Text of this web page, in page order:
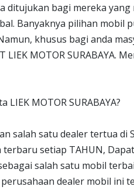
ditujukan bagi mereka
Banyaknya pilihan mobil
khusus bagi anda
LIEK MOTOR SURABAYA.
MOTOR SURABAYA?
salah satu dealer tertua di
setiap TAHUN,
salah satu mobil
dealer mobil ini